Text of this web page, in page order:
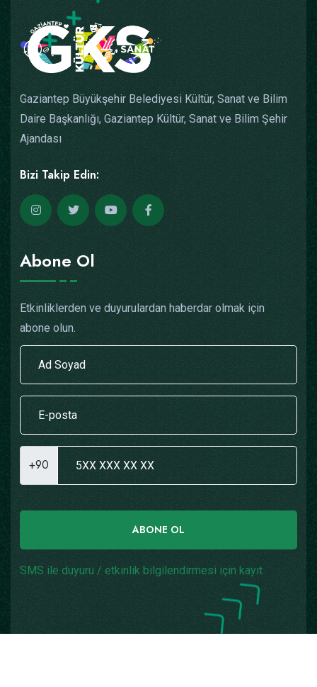
Gaziantep Büyükşehir Belediyesi Kültür, Sanat ve Bilim
Daire Başkanlığı, Gaziantep Kültür, Sanat ve Bilim Şehir
Ajandası
Bizi Takip Edin:
Abone Ol
Etkinliklerden ve duyurulardan haberdar olmak için
abone olun.
+90
ABONE OL
SMS ile duyuru / etkinlik bilgilendirmesi için kayıt